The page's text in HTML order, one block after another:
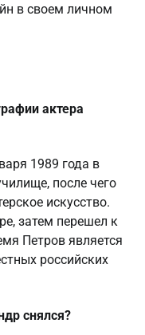
в своем личном
актера
1989 года в
после чего
искусство.
затем перешел к
Петров является
российских
снялся?